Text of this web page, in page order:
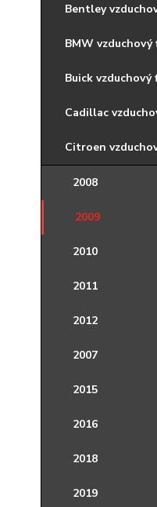
Bentley
BMW
Buick
Cadillac
Citroen
2008
2009
2010
2011
2012
2007
2015
2016
2018
2019